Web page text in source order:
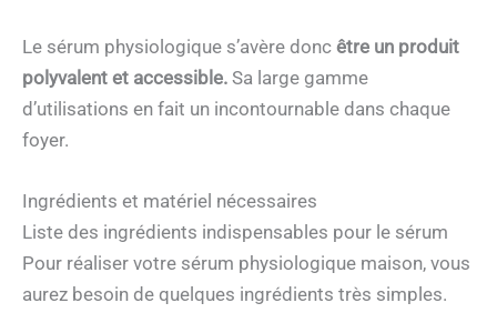
Le sérum physiologique s’avère donc être un produit
polyvalent et accessible. Sa large gamme
d’utilisations en fait un incontournable dans chaque
foyer.
Ingrédients et matériel nécessaires
Liste des ingrédients indispensables pour le sérum
Pour réaliser votre sérum physiologique maison, vous
aurez besoin de quelques ingrédients très simples.